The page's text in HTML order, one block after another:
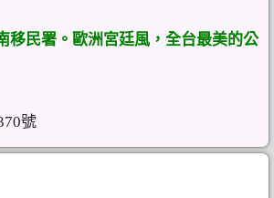
移民署。歐洲宮廷風，全台最美的公
號